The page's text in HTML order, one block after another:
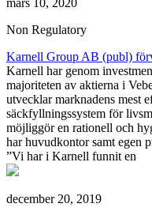
Non Regulatory
Karnell Group AB (publ)
Karnell har genom
majoriteten av aktierna i
utvecklar marknadens mest
säckfyllningssystem för
möjliggör en rationell och
har huvudkontor samt egen
”Vi har i Karnell funnit en
december 20, 2019